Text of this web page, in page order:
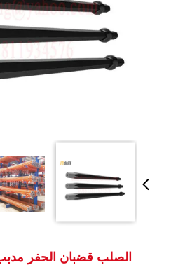
الصلب قضبان الحفر